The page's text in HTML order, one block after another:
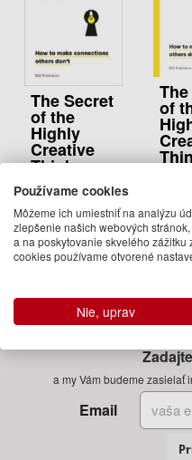
The Secret
of the
Highly
Creative
Thinker
Dorte Nielsen,
Sarah Thurber
27.50 €
Na
of
a my Vám budeme zasielať
Email
Používame cookies
Môžeme ich umiestniť na analýzu
zlepšenie našich webových
a na poskytovanie skvelého zážitku
cookies používame otvorené
Nie, uprav